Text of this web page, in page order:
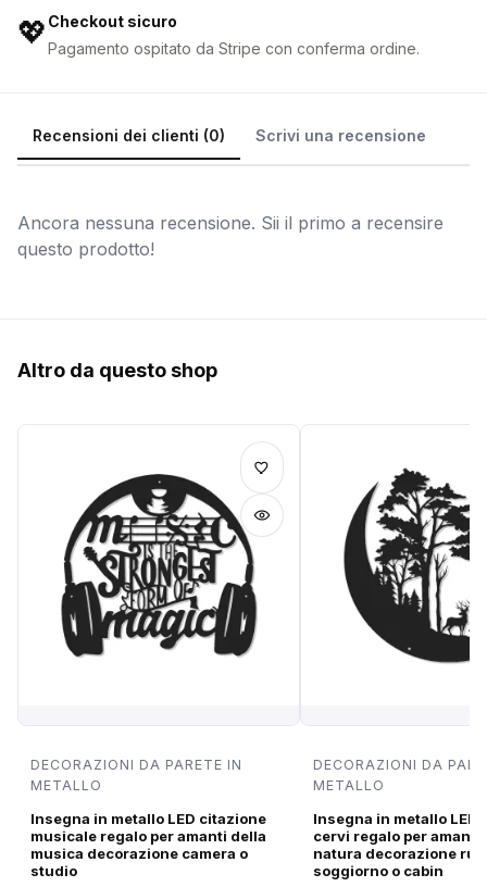
💖 Checkout sicuro
Pagamento ospitato da Stripe con conferma ordine.
Recensioni dei clienti (0) Scrivi una recensione
Ancora nessuna recensione. Sii il primo a recensire
questo prodotto!
Altro da questo shop
DECORAZIONI DA PARETE IN
METALLO
Insegna in metallo LED citazione
musicale regalo per amanti della
musica decorazione camera o
studio
DECORAZIONI DA
METALLO
Insegna in metallo LED
cervi regalo per amanti
natura decorazione
soggiorno o cabin